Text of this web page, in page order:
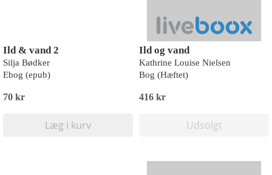
Ild & vand 2
Silja Bødker
Ebog (epub)
70 kr
Læg i kurv
Ild og vand
Kathrine Louise Nielsen
Bog (Hæftet)
416 kr
Udsolgt